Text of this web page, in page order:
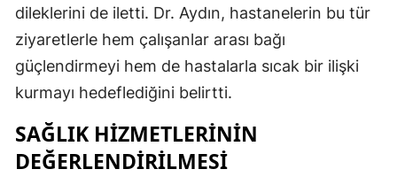
İzmir
Kars
dileklerini de iletti. Dr. Aydın, hastanelerin bu tür
ziyaretlerle hem çalışanlar arası bağı
güçlendirmeyi hem de hastalarla sıcak bir ilişki
kurmayı hedeflediğini belirtti.
SAĞLIK HIZMETLERININ
DEĞERLENDIRILMESI